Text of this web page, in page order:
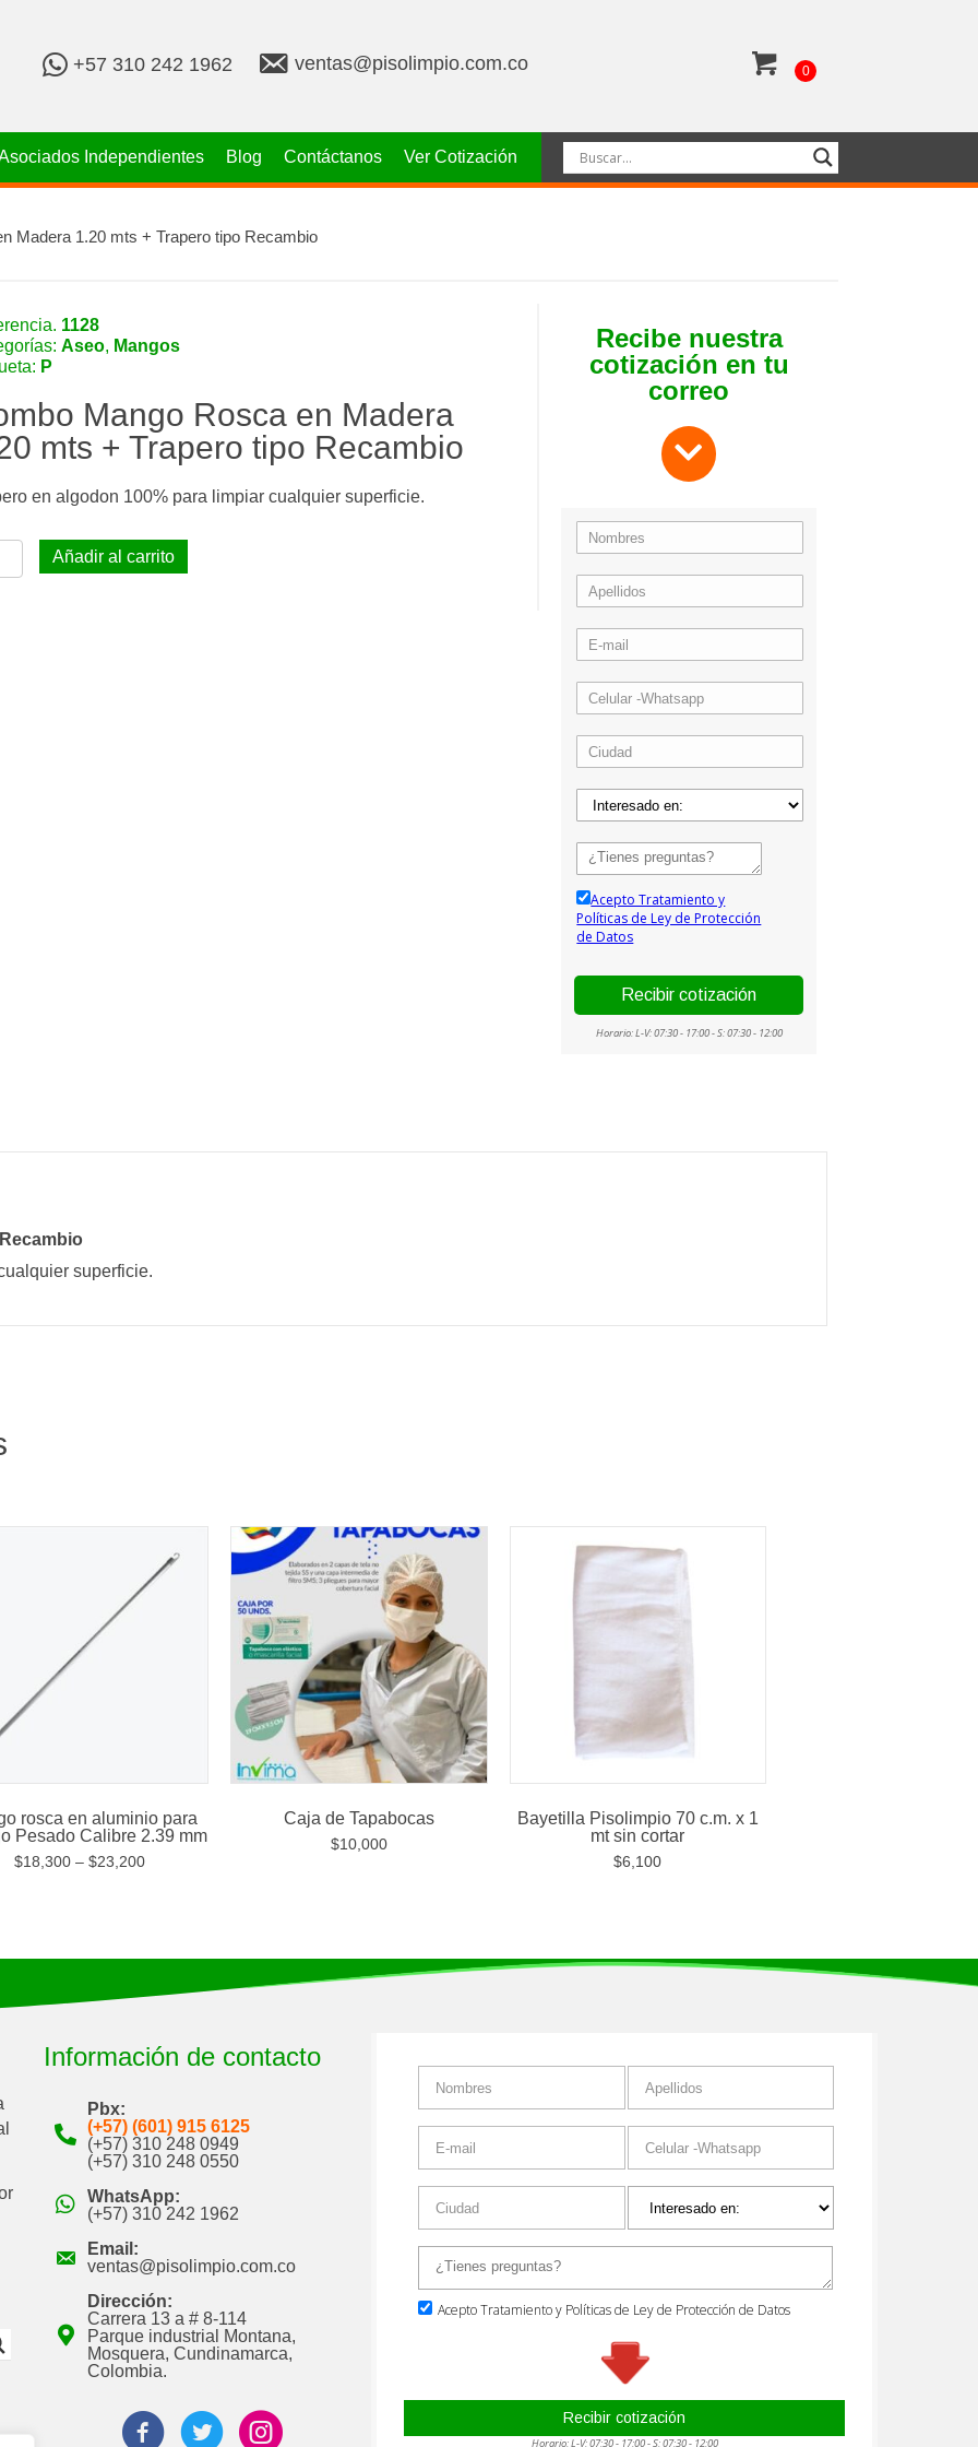
+
0
2
1
+57 310 242 1962
v
e
s
@
s
o
.
ventas@pisolimpio.com.co 0
Independientes Blog Contáctanos Ver Cotización
Madera 1.20 mts + Trapero tipo Recambio
1128
Aseo, Mangos
P
Mango Rosca en Madera
mts + Trapero tipo Recambio
en algodon 100% para limpiar cualquier superficie.
Añadir al carrito
Recibe nuestra
cotización en tu
correo
superficie.
rosca en aluminio para
Pesado Calibre 2.39 mm
$18,300 –$23,200
Caja de Tapabocas
$10,000
Bayetilla Pisolimpio 70 c.m. x 1
mt sin cortar
$6,100
Información de contacto
Pbx:
(+57) (601) 915 6125
(+57) 310 248 0949
(+57) 310 248 0550
WhatsApp:
(+57) 310 242 1962
Email:
ventas@pisolimpio.com.co
Dirección:
Carrera 13 a # 8-114
Parque industrial Montana,
Mosquera, Cundinamarca,
Colombia.